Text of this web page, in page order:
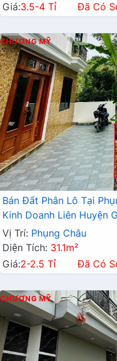
Giá:3.5-4 Tỉ Đã Có
CHƯƠNG MỸ
Bán Đất Phân Lô Tại
Kinh Doanh Liên Huyện
Vị Trí: Phụng Châu
Diện Tích: 31.1m²
Giá:2-2.5 Tỉ Đã Có
CHƯƠNG MỸ